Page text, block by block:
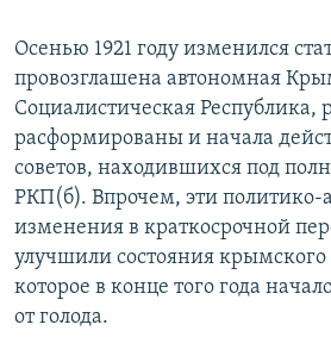
Осенью 1921 году изменился
провозглашена автономная
Социалистическая
расформированы и начала
советов, находившихся под
РКП(б). Впрочем, эти
изменения в краткосрочной
улучшили состояния крымского
которое в конце того года
от голода.